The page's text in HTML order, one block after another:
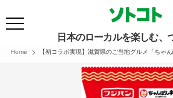
日本のローカルを楽しむ、
Home 【初コラボ実現】滋賀県のご当地グルメ「ちゃ